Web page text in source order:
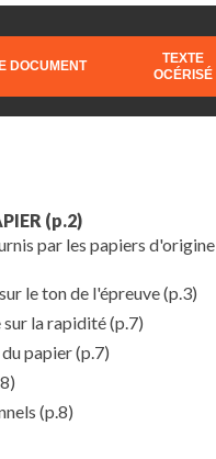
DOCUMENT
TEXTE
OCÉRISÉ
(p.2)
par les papiers d'origine
le ton de l'épreuve(p.3)
sur la rapidité(p.7)
papier(p.7)
(p.8)